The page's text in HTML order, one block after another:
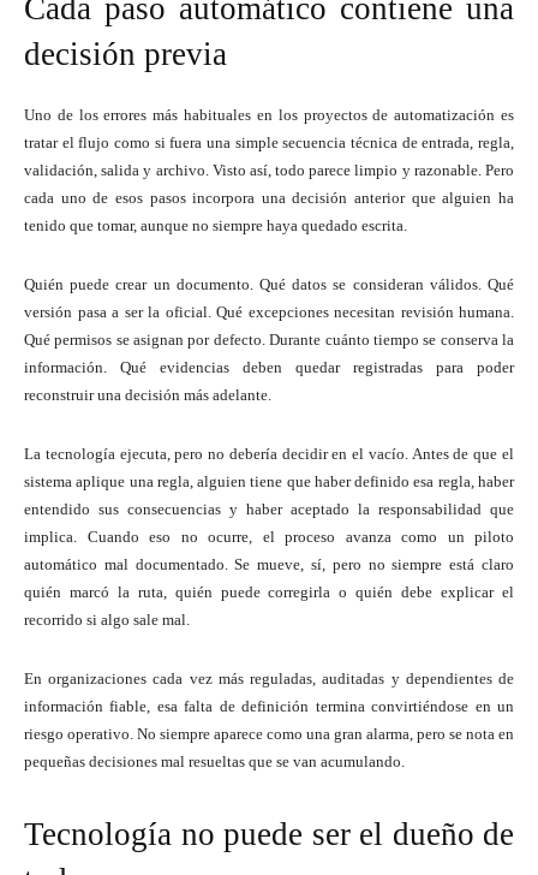
Cada paso automático contiene una
decisión previa
Uno de los errores más habituales en los proyectos de automatización es
tratar el flujo como si fuera una simple secuencia técnica de entrada, regla,
validación, salida y archivo. Visto así, todo parece limpio y razonable. Pero
cada uno de esos pasos incorpora una decisión anterior que alguien ha
tenido que tomar, aunque no siempre haya quedado escrita.
Quién puede crear un documento. Qué datos se consideran válidos. Qué
versión pasa a ser la oficial. Qué excepciones necesitan revisión humana.
Qué permisos se asignan por defecto. Durante cuánto tiempo se conserva la
información. Qué evidencias deben quedar registradas para poder
reconstruir una decisión más adelante.
La tecnología ejecuta, pero no debería decidir en el vacío. Antes de que el
sistema aplique una regla, alguien tiene que haber definido esa regla, haber
entendido sus consecuencias y haber aceptado la responsabilidad que
implica. Cuando eso no ocurre, el proceso avanza como un piloto
automático mal documentado. Se mueve, sí, pero no siempre está claro
quién marcó la ruta, quién puede corregirla o quién debe explicar el
recorrido si algo sale mal.
En organizaciones cada vez más reguladas, auditadas y dependientes de
información fiable, esa falta de definición termina convirtiéndose en un
riesgo operativo. No siempre aparece como una gran alarma, pero se nota en
pequeñas decisiones mal resueltas que se van acumulando.
Tecnología no puede ser el dueño de